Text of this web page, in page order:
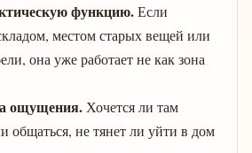
функцию.Если
местом старых вещей или
она уже работает не как зона
ощущения. Хочется ли там
общаться, не тянет ли уйти в дом